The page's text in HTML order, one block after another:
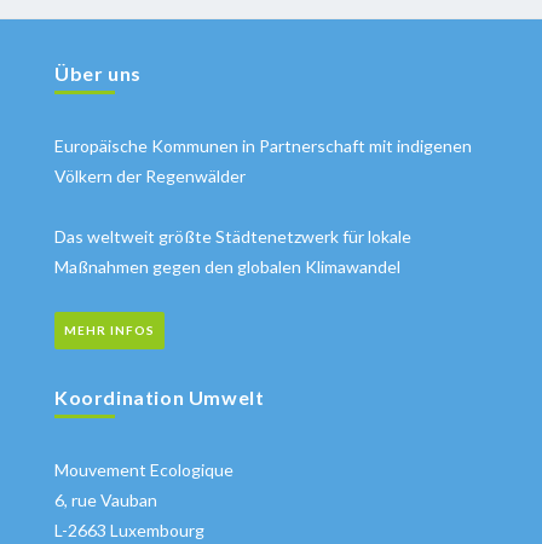
Über uns
Europäische Kommunen in Partnerschaft mit indigenen
Völkern der Regenwälder
Das weltweit größte Städtenetzwerk für lokale
Maßnahmen gegen den globalen Klimawandel
MEHR INFOS
Koordination Umwelt
Mouvement Ecologique
6, rue Vauban
L-2663 Luxembourg